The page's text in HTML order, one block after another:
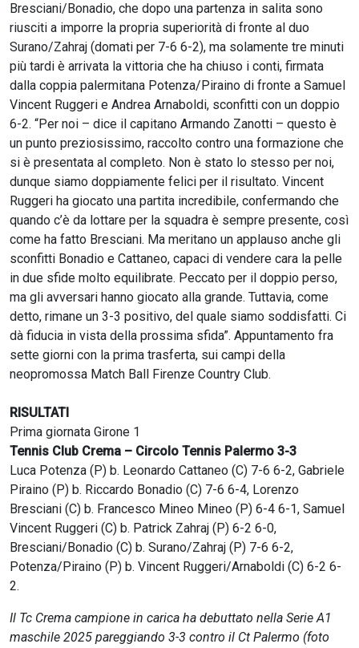
Bresciani/Bonadio, che dopo una partenza in salita sono
riusciti a imporre la propria superiorità di fronte al duo
Surano/Zahraj (domati per 7-6 6-2), ma solamente tre minuti
più tardi è arrivata la vittoria che ha chiuso i conti, firmata
dalla coppia palermitana Potenza/Piraino di fronte a Samuel
Vincent Ruggeri e Andrea Arnaboldi, sconfitti con un doppio
6-2. “Per noi – dice il capitano Armando Zanotti – questo è
un punto preziosissimo, raccolto contro una formazione che
si è presentata al completo. Non è stato lo stesso per noi,
dunque siamo doppiamente felici per il risultato. Vincent
Ruggeri ha giocato una partita incredibile, confermando che
quando c’è da lottare per la squadra è sempre presente, così
come ha fatto Bresciani. Ma meritano un applauso anche gli
sconfitti Bonadio e Cattaneo, capaci di vendere cara la pelle
in due sfide molto equilibrate. Peccato per il doppio perso,
ma gli avversari hanno giocato alla grande. Tuttavia, come
detto, rimane un 3-3 positivo, del quale siamo soddisfatti. Ci
dà fiducia in vista della prossima sfida”. Appuntamento fra
sette giorni con la prima trasferta, sui campi della
neopromossa Match Ball Firenze Country Club.
RISULTATI
Prima giornata Girone 1
Tennis Club Crema – Circolo Tennis Palermo 3-3
Luca Potenza (P) b. Leonardo Cattaneo (C) 7-6 6-2, Gabriele
Piraino (P) b. Riccardo Bonadio (C) 7-6 6-4, Lorenzo
Bresciani (C) b. Francesco Mineo Mineo (P) 6-4 6-1, Samuel
Vincent Ruggeri (C) b. Patrick Zahraj (P) 6-2 6-0,
Bresciani/Bonadio (C) b. Surano/Zahraj (P) 7-6 6-2,
Potenza/Piraino (P) b. Vincent Ruggeri/Arnaboldi (C) 6-2 6-
2.
Il Tc Crema campione in carica ha debuttato nella Serie A1
maschile 2025 pareggiando 3-3 contro il Ct Palermo (foto